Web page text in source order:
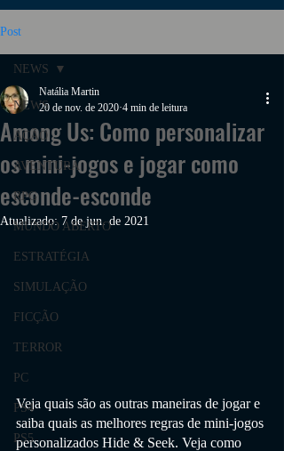
Post
NEWS
AÇÃO
AVENTURA
RPG
MUNDO ABERTO
ESTRATÉGIA
SIMULAÇÃO
FICÇÃO
TERROR
PC
PS4
PS5
NEWS
Among Us: Como personalizar
os mini-jogos e jogar como
esconde-esconde
Natália Martin
20 de nov. de 2020 4 min de leitura
Atualizado: 7 de jun. de 2021
Veja quais são as outras maneiras de jogar e
saiba quais as melhores regras de mini-jogos
personalizados Hide & Seek. Veja como